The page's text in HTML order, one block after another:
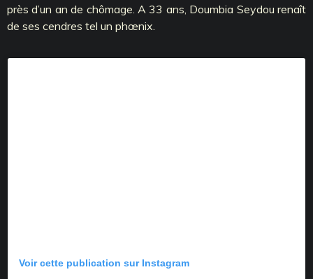
près d’un an de chômage. A 33 ans, Doumbia Seydou renaît
de ses cendres tel un phœnix.
Voir cette publication sur Instagram